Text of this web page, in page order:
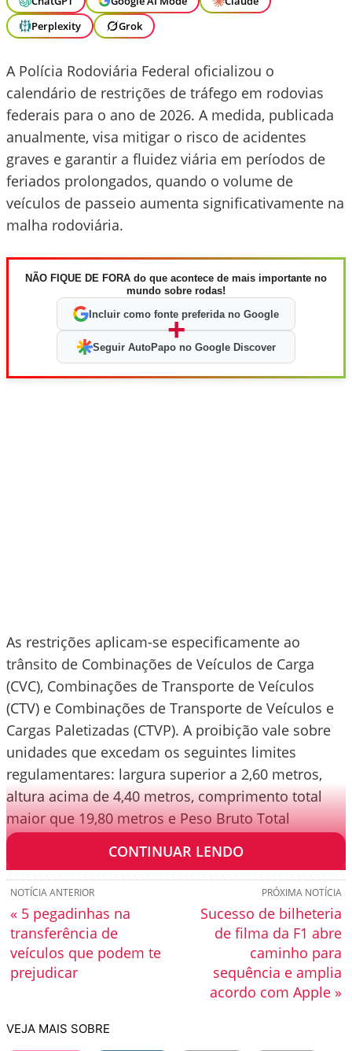
Perplexity
Grok
A Polícia Rodoviária Federal oficializou o
calendário de restrições de tráfego em rodovias
federais para o ano de 2026. A medida, publicada
anualmente, visa mitigar o risco de acidentes
graves e garantir a fluidez viária em períodos de
feriados prolongados, quando o volume de
veículos de passeio aumenta significativamente na
malha rodoviária.
NÃO FIQUE DE FORA do que acontece de mais importante no
mundo sobre rodas!
Incluir como fonte preferida no Google
+
Seguir AutoPapo no Google Discover
As restrições aplicam-se especificamente ao
trânsito de Combinações de Veículos de Carga
(CVC), Combinações de Transporte de Veículos
(CTV) e Combinações de Transporte de Veículos e
Cargas Paletizadas (CTVP). A proibição vale sobre
unidades que excedam os seguintes limites
regulamentares: largura superior a 2,60 metros,
altura acima de 4,40 metros, comprimento total
maior que 19,80 metros e Peso Bruto Total
Combinado (PBTC) superior a 57 toneladas.
CONTINUAR LENDO
PRÓXIMA NOTÍCIA
Sucesso de bilheteria
de filma da F1 abre
caminho para
sequência e amplia
acordo com Apple »
NOTÍCIA ANTERIOR
« 5 pegadinhas na
transferência de
veículos que podem te
prejudicar
VEJA MAIS SOBRE